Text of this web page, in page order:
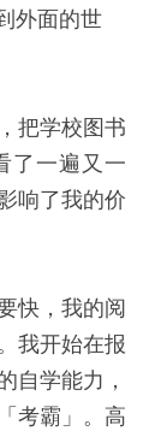
外面的世
把学校图书
了一遍又一
响了我的价
快，我的阅
我开始在报
自学能力，
考霸」。高